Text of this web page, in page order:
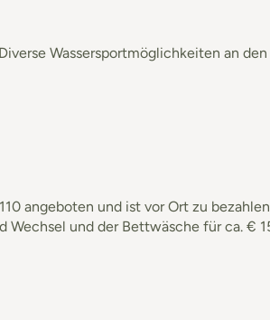
Wassersportmöglichkeiten an
angeboten und ist vor Ort zu
und der Bettwäsche für ca. €